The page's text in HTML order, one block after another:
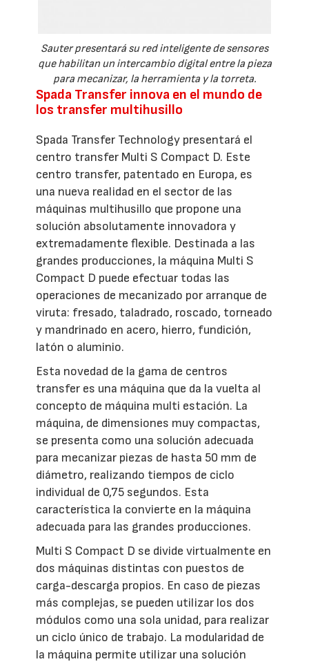
Sauter presentará su red inteligente de sensores
que habilitan un intercambio digital entre la pieza
para mecanizar, la herramienta y la torreta.
Spada Transfer innova en el mundo de
los transfer multihusillo
Spada Transfer Technology presentará el
centro transfer Multi S Compact D. Este
centro transfer, patentado en Europa, es
una nueva realidad en el sector de las
máquinas multihusillo que propone una
solución absolutamente innovadora y
extremadamente flexible. Destinada a las
grandes producciones, la máquina Multi S
Compact D puede efectuar todas las
operaciones de mecanizado por arranque de
viruta: fresado, taladrado, roscado, torneado
y mandrinado en acero, hierro, fundición,
latón o aluminio.
Esta novedad de la gama de centros
transfer es una máquina que da la vuelta al
concepto de máquina multi estación. La
máquina, de dimensiones muy compactas,
se presenta como una solución adecuada
para mecanizar piezas de hasta 50 mm de
diámetro, realizando tiempos de ciclo
individual de 0,75 segundos. Esta
característica la convierte en la máquina
adecuada para las grandes producciones.
Multi S Compact D se divide virtualmente en
dos máquinas distintas con puestos de
carga-descarga propios. En caso de piezas
más complejas, se pueden utilizar los dos
módulos como una sola unidad, para realizar
un ciclo único de trabajo. La modularidad de
la máquina permite utilizar una solución